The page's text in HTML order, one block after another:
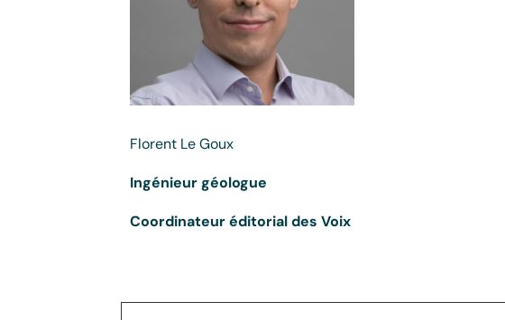
Florent Le Goux
Ingénieur géologue
Coordinateur éditorial des Voix